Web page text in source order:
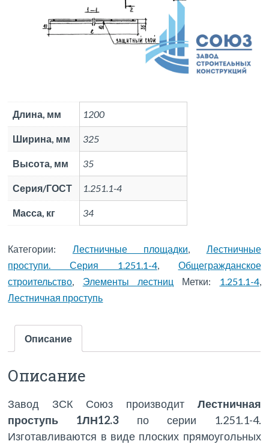
Длина, мм 1200
Ширина, мм 325
Высота, мм 35
Серия/ГОСТ 1.251.1-4
Масса, кг 34
Категории: Лестничные площадки, Лестничные
проступи. Серия 1.251.1-4, Общегражданское
строительство, Элементы лестниц Метки: 1.251.1-4,
Лестничная проступь
Описание
Описание
Завод ЗСК Союз производит Лестничная
проступь 1ЛН12.3 по серии 1.251.1-4.
Изготавливаются в виде плоских прямоугольных